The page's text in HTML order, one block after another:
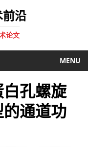
前沿
论文
MENU
孔螺旋
通道功